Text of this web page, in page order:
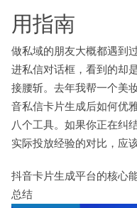
用指南
做私域的朋友大概都遇到
进私信对话框，看到的却
接腰斩。去年我帮一个美
音私信卡片生成后如何优
八个工具。如果你正在纠
实际投放经验的对比，应
抖音卡片生成平台的核心
总结